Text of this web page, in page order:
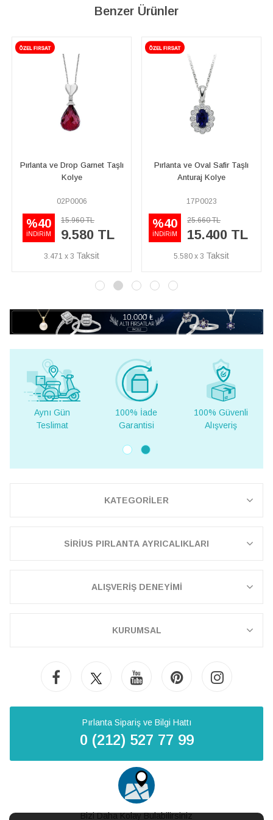
Benzer Ürünler
Taşlı
Pırlanta ve Oval Safir Taşlı
%40
İNDİRİM 15.400 TL
5.580 x 3
Safir ve Pırlanta
%40
İNDİRİM
6.254 x 3
Aynı Gün
Teslimat
100% İade
Garantisi
100% Güvenli
Alışveriş
KATEGORİLER
SİRİUS PIRLANTA AYRICALIKLARI
ALIŞVERİŞ DENEYİMİ
KURUMSAL
Pırlanta Sipariş ve Bilgi Hattı
0 (212) 527 77 99
Bizi Daha Kolay Bulabilirsiniz